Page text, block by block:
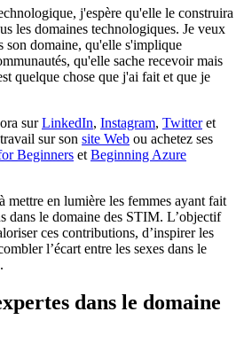
j'espère qu'elle le construira
les domaines technologiques. Je veux
son domaine, qu'elle s'implique
qu'elle sache recevoir mais
quelque chose que j'ai fait et que je
surLinkedIn, Instagram, Twitteret
sur son site Web ou achetez ses
Beginners et Beginning Azure
mettre en lumière les femmes ayant fait
dans le domaine des STIM. L’objectif
ces contributions, d’inspirer les
l’écart entre les sexes dans le
dans le domaine